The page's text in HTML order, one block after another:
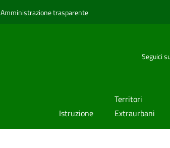
Amministrazione trasparente
Seguici
Istruzione
Territori
Extraurbani